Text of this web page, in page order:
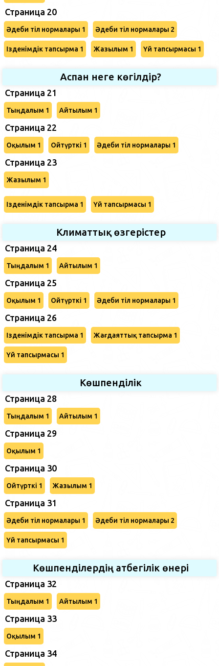
Страница 20
Әдеби тіл нормалары 1 Әдеби тіл нормалары 2
Ізденімдік тапсырма 1 Жазылым 1 Үй тапсырмасы 1
Аспан неге көгілдір?
Страница 21
Тыңдалым 1 Айтылым 1
Страница 22
Оқылым 1 Ойтүрткі 1 Әдеби тіл нормалары 1
Страница 23
Жазылым 1
Ізденімдік тапсырма 1 Үй тапсырмасы 1
Климаттық өзгерістер
Страница 24
Тыңдалым 1 Айтылым 1
Страница 25
Оқылым 1 Ойтүрткі 1 Әдеби тіл нормалары 1
Страница 26
Ізденімдік тапсырма 1 Жағдаяттық тапсырма 1
Үй тапсырмасы 1
Көшпенділік
Страница 28
Тыңдалым 1 Айтылым 1
Страница 29
Оқылым 1
Страница 30
Ойтүрткі 1 Жазылым 1
Страница 31
Әдеби тіл нормалары 1 Әдеби тіл нормалары 2
Үй тапсырмасы 1
Көшпенділердің атбегілік өнері
Страница 32
Тыңдалым 1 Айтылым 1
Страница 33
Оқылым 1
Страница 34